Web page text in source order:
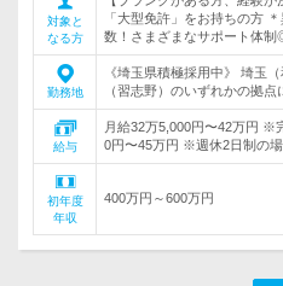
対象と
なる方
「大型免許」をお持ちの方
数！さまざまなサポート体
勤務地
《埼玉県積極採用中》 埼玉
（習志野）のいずれかの拠
給与
月給32万5,000円〜42万円 ※
0円〜45万円 ※週休2日制の
初年度
年収
400万円～600万円